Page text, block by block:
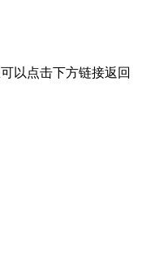
以点击下方链接返回